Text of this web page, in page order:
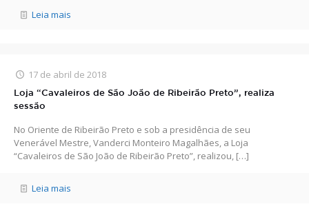
Leia mais
17 de abril de 2018
Loja “Cavaleiros de São João de Ribeirão Preto”, realiza
sessão
No Oriente de Ribeirão Preto e sob a presidência de seu
Venerável Mestre, Vanderci Monteiro Magalhães, a Loja
“Cavaleiros de São João de Ribeirão Preto”, realizou, […]
Leia mais